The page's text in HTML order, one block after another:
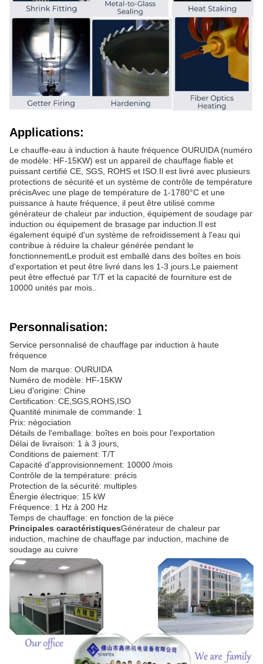
Applications:
Le chauffe-eau à induction à haute fréquence OURUIDA (numéro
de modèle: HF-15KW) est un appareil de chauffage fiable et
puissant certifié CE, SGS, ROHS et ISO.Il est livré avec plusieurs
protections de sécurité et un système de contrôle de température
précisAvec une plage de température de 1-1780°C et une
puissance à haute fréquence, il peut être utilisé comme
générateur de chaleur par induction, équipement de soudage par
induction ou équipement de brasage par induction.Il est
également équipé d'un système de refroidissement à l'eau qui
contribue à réduire la chaleur générée pendant le
fonctionnementLe produit est emballé dans des boîtes en bois
d'exportation et peut être livré dans les 1-3 jours.Le paiement
peut être effectué par T/T et la capacité de fourniture est de
10000 unités par mois..
Personnalisation:
Service personnalisé de chauffage par induction à haute
fréquence
Nom de marque: OURUIDA
Numéro de modèle: HF-15KW
Lieu d'origine: Chine
Certification: CE,SGS,ROHS,ISO
Quantité minimale de commande: 1
Prix: négociation
Détails de l'emballage: boîtes en bois pour l'exportation
Délai de livraison: 1 à 3 jours,
Conditions de paiement: T/T
Capacité d'approvisionnement: 10000 /mois
Contrôle de la température: précis
Protection de la sécurité: multiples
Énergie électrique: 15 kW
Fréquence: 1 Hz à 200 Hz
Temps de chauffage: en fonction de la pièce
Principales caractéristiquesGénérateur de chaleur par
induction, machine de chauffage par induction, machine de
soudage au cuivre